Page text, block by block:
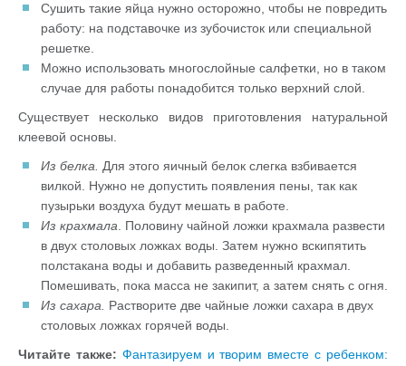
Сушить такие яйца нужно осторожно, чтобы не повредить
работу: на подставочке из зубочисток или специальной
решетке.
Можно использовать многослойные салфетки, но в таком
случае для работы понадобится только верхний слой.
Существует несколько видов приготовления натуральной
клеевой основы.
Из белка.
Для этого яичный белок слегка взбивается
вилкой. Нужно не допустить появления пены, так как
пузырьки воздуха будут мешать в работе.
Из крахмала . Половину чайной ложки крахмала развести
в двух столовых ложках воды. Затем нужно вскипятить
полстакана воды и добавить разведенный крахмал.
Помешивать, пока масса не закипит, а затем снять с огня.
Из сахара.
Растворите две чайные ложки сахара в двух
столовых ложках горячей воды.
Читайте также: Фантазируем и творим вместе с ребенком: